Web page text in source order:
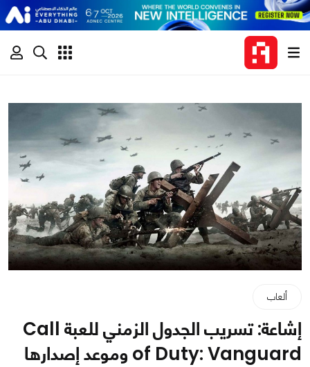
ألعاب
إشاعة: تسريب الجدول الزمني للعبة Call
of Duty: Vanguard وموعد إصدارها